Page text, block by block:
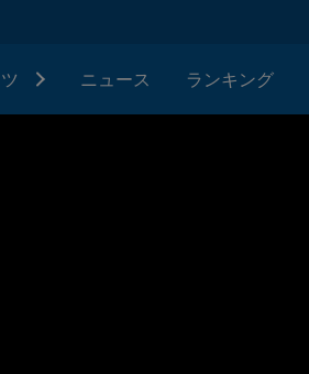
ニュース ランキング